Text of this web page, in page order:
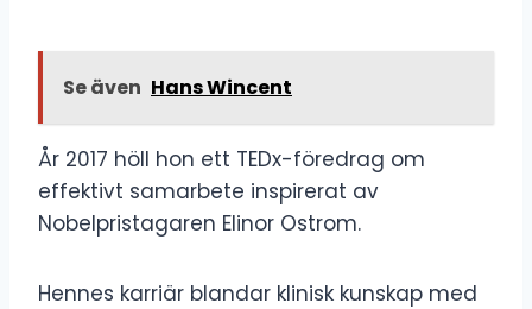
Se även Hans Wincent
År 2017 höll hon ett TEDx-föredrag om
effektivt samarbete inspirerat av
Nobelpristagaren Elinor Ostrom.
Hennes karriär blandar klinisk kunskap med